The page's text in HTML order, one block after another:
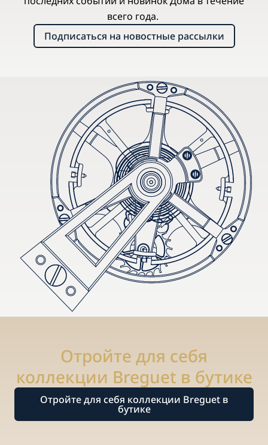
всего года.
Подписаться на новостные рассылки
Отройте для себя
коллекции Breguet в бутике
Отройте для себя коллекции Breguet в
бутике